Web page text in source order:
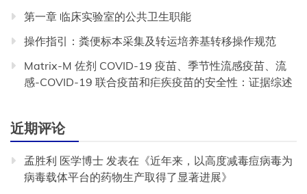
第一章 临床实验室的公共卫生职能
操作指引：粪便标本采集及转运培养基转移操作规范
Matrix-M 佐剂 COVID-19 疫苗、季节性流感疫苗、流
感-COVID-19 联合疫苗和疟疾疫苗的安全性：证据综述
近期评论
孟胜利 医学博士 发表在《近年来，以高度减毒痘病毒为
病毒载体平台的药物生产取得了显著进展》